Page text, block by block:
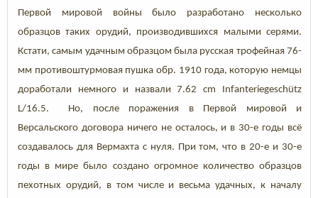
Первой мировой войны было разработано несколько
образцов таких орудий, производившихся малыми серями.
Кстати, самым удачным образцом была русская трофейная 76-
мм противоштурмовая пушка обр. 1910 года, которую немцы
доработали немного и назвали 7.62 cm Infanteriegeschütz
L/16.5. Но, после поражения в Первой мировой и
Версальского договора ничего не осталось, и в 30-е годы всё
создавалось для Вермахта с нуля. При том, что в 20-е и 30-е
годы в мире было создано огромное количество образцов
пехотных орудий, в том числе и весьма удачных, к началу